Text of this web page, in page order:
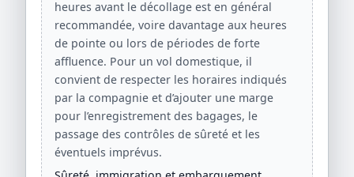
heures avant le décollage est en général
recommandée, voire davantage aux heures
de pointe ou lors de périodes de forte
affluence. Pour un vol domestique, il
convient de respecter les horaires indiqués
par la compagnie et d’ajouter une marge
pour l’enregistrement des bagages, le
passage des contrôles de sûreté et les
éventuels imprévus.